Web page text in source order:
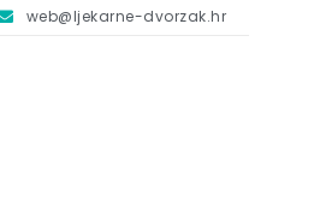
web@ljekarne-dvorzak.hr